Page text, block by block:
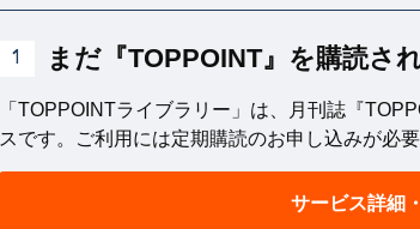
1 まだ『TOPPOINT』を購読さ
「TOPPOINTライブラリー」は、月刊誌『
スです。ご利用には定期購読のお申し込みが必要
サービス詳細